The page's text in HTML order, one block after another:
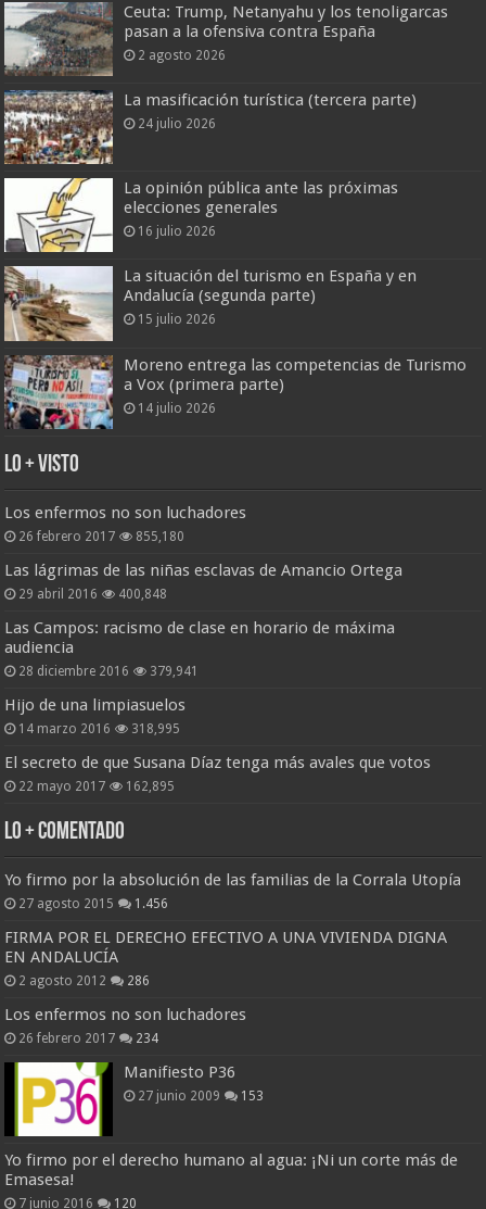
Ceuta: Trump, Netanyahu y los tenoligarcas
pasan a la ofensiva contra España
2 agosto 2026
La masificación turística (tercera parte)
24 julio 2026
La opinión pública ante las próximas
elecciones generales
16 julio 2026
La situación del turismo en España y en
Andalucía (segunda parte)
15 julio 2026
Moreno entrega las competencias de Turismo
a Vox (primera parte)
14 julio 2026
Lo + Visto
Los enfermos no son luchadores
26 febrero 2017 855,180
Las lágrimas de las niñas esclavas de Amancio Ortega
29 abril 2016 400,848
Las Campos: racismo de clase en horario de máxima
audiencia
28 diciembre 2016 379,941
Hijo de una limpiasuelos
14 marzo 2016 318,995
El secreto de que Susana Díaz tenga más avales que votos
22 mayo 2017 162,895
Lo + Comentado
Yo firmo por la absolución de las familias de la Corrala Utopía
27 agosto 2015 1.456
FIRMA POR EL DERECHO EFECTIVO A UNA VIVIENDA DIGNA
EN ANDALUCÍA
2 agosto 2012 286
Los enfermos no son luchadores
26 febrero 2017 234
Manifiesto P36
27 junio 2009 153
Yo firmo por el derecho humano al agua: ¡Ni un corte más de
Emasesa!
7 junio 2016 120